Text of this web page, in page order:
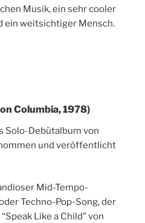
Musik, ein sehr cooler
ein weitsichtiger Mensch.
Columbia, 1978)
Solo-Debütalbum von
und veröffentlicht
Mid-Tempo-
Techno-Pop-Song, der
Like a Child” von